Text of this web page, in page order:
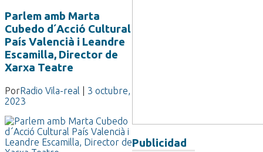
Publicidad
Parlem amb Marta
Cubedo d´Acció Cultural
País Valencià i Leandre
Escamilla, Director de
Xarxa Teatre
PorRadio Vila-real
3 octubre,
2023